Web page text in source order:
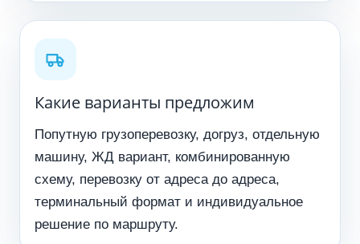
Какие варианты предложим
Попутную грузоперевозку, догруз, отдельную
машину, ЖД вариант, комбинированную
схему, перевозку от адреса до адреса,
терминальный формат и индивидуальное
решение по маршруту.